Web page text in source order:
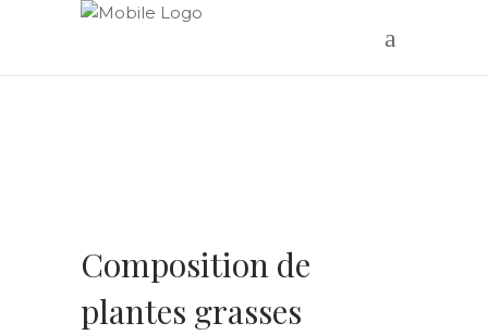
Composition de
plantes grasses